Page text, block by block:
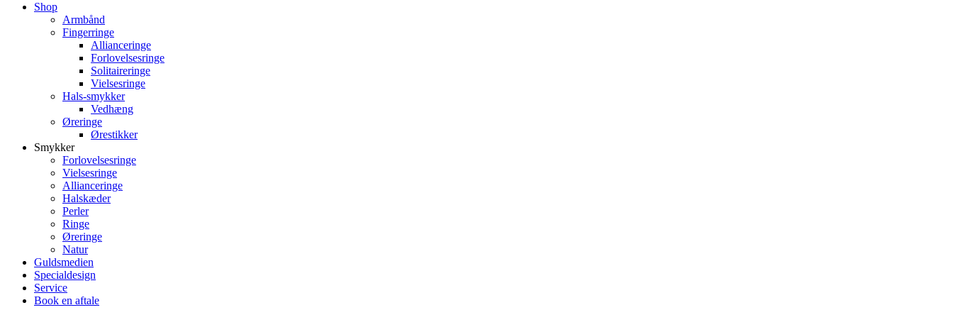
Shop
Armbånd
Fingerringe
Allianceringe
Forlovelsesringe
Solitaireringe
Vielsesringe
Hals-smykker
Vedhæng
Øreringe
Ørestikker
Smykker
Forlovelsesringe
Vielsesringe
Allianceringe
Halskæder
Perler
Ringe
Øreringe
Natur
Guldsmedien
Specialdesign
Service
Book en aftale